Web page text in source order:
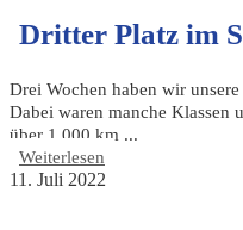
Dritter Platz im
Drei Wochen haben wir
Dabei waren manche Klassen
über 1.000 km ...
Weiterlesen
11. Juli 2022